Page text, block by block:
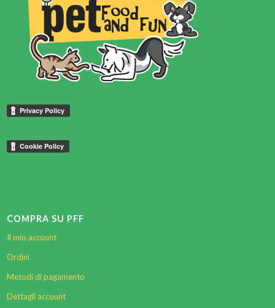
COMPRA SU PFF
Il mio account
Ordini
Metodi di pagamento
Dettagli account